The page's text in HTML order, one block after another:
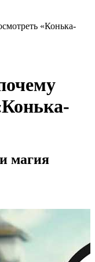
«Конька-
магия